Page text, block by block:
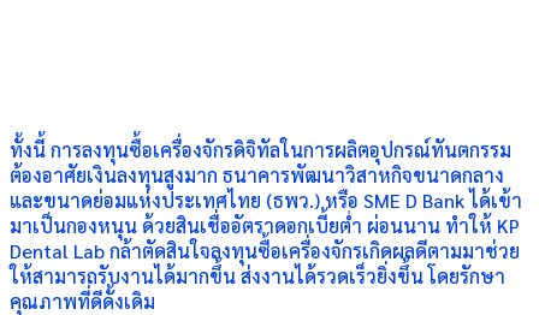
ทั้งนี้ การลงทุนซื้อเครื่องจักรดิจิทัลในการผลิตอุปกรณ์ทันตกรรม
ต้องอาศัยเงินลงทุนสูงมาก ธนาคารพัฒนาวิสาหกิจขนาดกลาง
และขนาดย่อมแห่งประเทศไทย (ธพว.) หรือ SME D Bank ได้เข้า
มาเป็นกองหนุน ด้วยสินเชื่ออัตราดอกเบี้ยต่ำ ผ่อนนาน ทำให้ KP
Dental Lab กล้าตัดสินใจลงทุนซื้อเครื่องจักรเกิดผลดีตามมาช่วย
ให้สามารถรับงานได้มากขึ้น ส่งงานได้รวดเร็วยิ่งขึ้น โดยรักษา
คุณภาพที่ดีดั้งเดิม